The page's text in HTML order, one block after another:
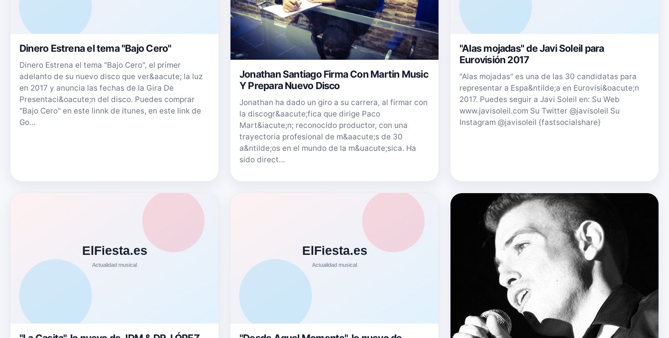
Dinero Estrena el tema "Bajo Cero"
Dinero Estrena el tema "Bajo Cero", el primer
adelanto de su nuevo disco que ver&aacute; la luz
en 2017 y anuncia las fechas de la Gira De
Presentaci&oacute;n del disco. Puedes comprar
"Bajo Cero" en este linnk de itunes, en este link de
Go…
Jonathan Santiago Firma Con Martin Music
Y Prepara Nuevo Disco
Jonathan ha dado un giro a su carrera, al firmar con
la discogr&aacute;fica que dirige Paco
Mart&iacute;n; reconocido productor, con una
trayectoria profesional de m&aacute;s de 30
a&ntilde;os en el mundo de la m&uacute;sica. Ha
sido direct…
"Alas mojadas" de Javi Soleil para
Eurovisión 2017
"Alas mojadas" es una de las 30 candidatas para
representar a Espa&ntilde;a en Eurovisi&oacute;n
2017. Puedes seguir a Javi Soleil en: Su Web
www.javisoleil.com Su Twitter @javisoleil Su
Instagram @javisoleil {fastsocialshare}